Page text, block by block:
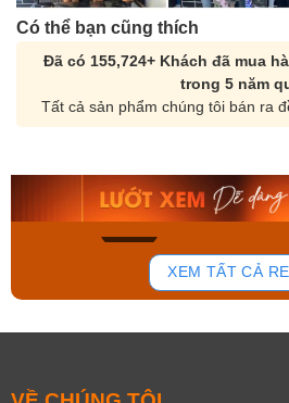
Có thể bạn cũng thích
Đã có 155,724+ Khách đã mua
trong 5 năm
Tất cả sản phẩm chúng tôi bán ra
179
Orient Nam RA-
Mua ngay
XEM TẤT CẢ